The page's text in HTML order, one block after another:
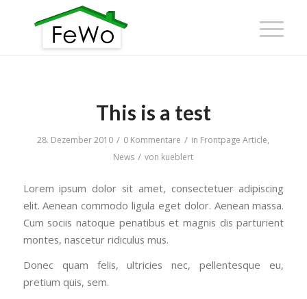
This is a test
28. Dezember 2010 / 0 Kommentare / in Frontpage Article,
News / von kueblert
Lorem ipsum dolor sit amet, consectetuer adipiscing
elit. Aenean commodo ligula eget dolor. Aenean massa.
Cum sociis natoque penatibus et magnis dis parturient
montes, nascetur ridiculus mus.
Donec quam felis, ultricies nec, pellentesque eu,
pretium quis, sem.